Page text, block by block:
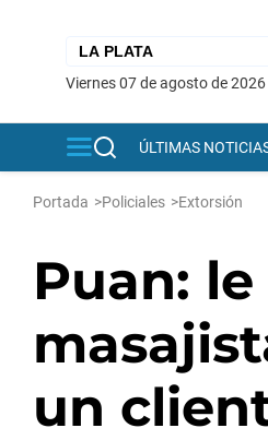
viernes 07 de agosto de 2026
ÚLTIMAS
Portada >Policiales >Extorsión
Puan:
un